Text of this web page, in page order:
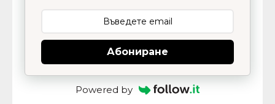
Абониране
Powered by